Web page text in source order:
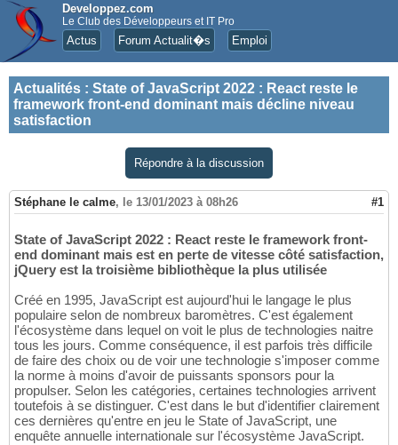
Developpez.com
Le Club des Développeurs et IT Pro
Actus Forum Actualit�s Emploi
Actualités : State of JavaScript 2022 : React reste le
framework front-end dominant mais décline niveau
satisfaction
Répondre à la discussion
Stéphane le calme, le 13/01/2023 à 08h26 #1
State of JavaScript 2022 : React reste le framework front-
end dominant mais est en perte de vitesse côté satisfaction,
jQuery est la troisième bibliothèque la plus utilisée
Créé en 1995, JavaScript est aujourd'hui le langage le plus
populaire selon de nombreux baromètres. C'est également
l'écosystème dans lequel on voit le plus de technologies naitre
tous les jours. Comme conséquence, il est parfois très difficile
de faire des choix ou de voir une technologie s'imposer comme
la norme à moins d'avoir de puissants sponsors pour la
propulser. Selon les catégories, certaines technologies arrivent
toutefois à se distinguer. C'est dans le but d'identifier clairement
ces dernières qu'entre en jeu le State of JavaScript, une
enquête annuelle internationale sur l'écosystème JavaScript.